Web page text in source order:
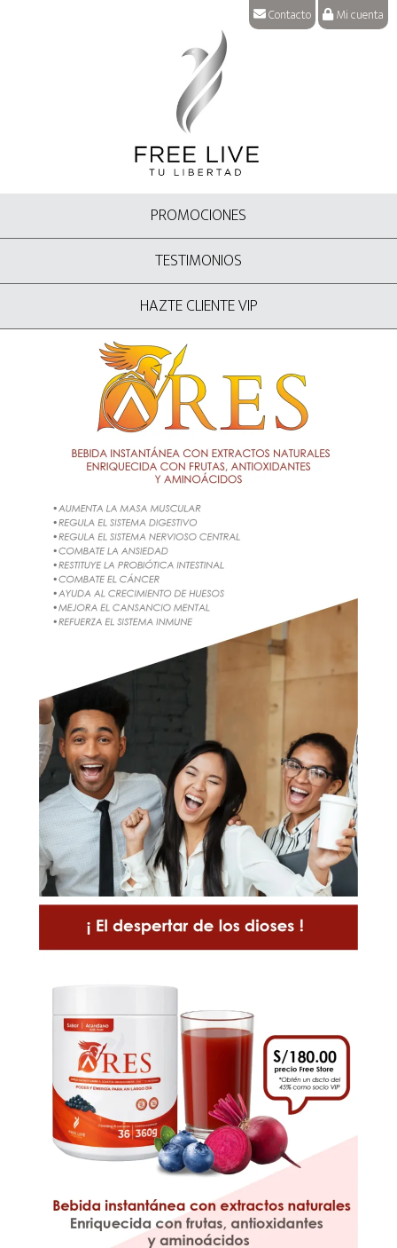
Contacto Mi cuenta
PROMOCIONES
TESTIMONIOS
HAZTE CLIENTE VIP